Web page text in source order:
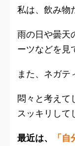
私は、飲み物
雨の日や曇天
ーツなどを見
また、ネガテ
悶々と考えて
スッキリして
最近は、 「